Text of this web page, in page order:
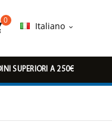
0
Italiano 
SUPERIORI A 250€